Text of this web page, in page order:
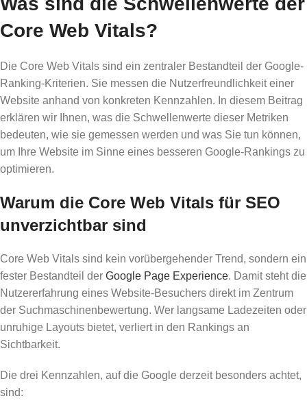
Core Web Vitals?
Die Core Web Vitals sind ein zentraler Bestandteil der Google-
Ranking-Kriterien. Sie messen die Nutzerfreundlichkeit einer
Website anhand von konkreten Kennzahlen. In diesem Beitrag
erklären wir Ihnen, was die Schwellenwerte dieser Metriken
bedeuten, wie sie gemessen werden und was Sie tun können,
um Ihre Website im Sinne eines besseren Google-Rankings zu
optimieren.
Warum die Core Web Vitals für SEO
unverzichtbar sind
Core Web Vitals sind kein vorübergehender Trend, sondern ein
fester Bestandteil der Google Page Experience. Damit steht die
Nutzererfahrung eines Website-Besuchers direkt im Zentrum
der Suchmaschinenbewertung. Wer langsame Ladezeiten oder
unruhige Layouts bietet, verliert in den Rankings an
Sichtbarkeit.
Die drei Kennzahlen, auf die Google derzeit besonders achtet,
sind: